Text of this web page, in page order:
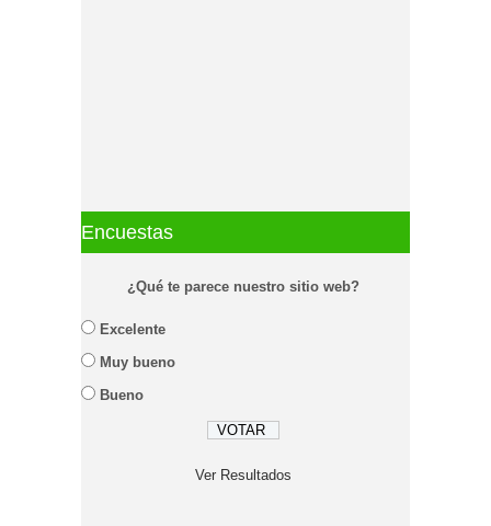
Encuestas
¿Qué te parece nuestro sitio web?
Excelente
Muy bueno
Bueno
Ver Resultados